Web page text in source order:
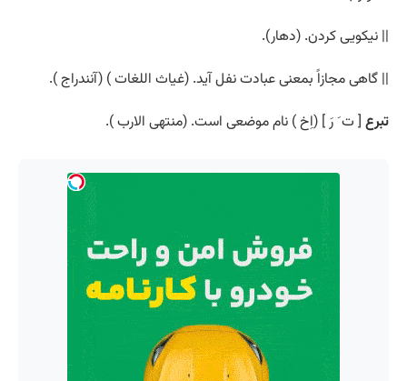
|| نیکویی کردن. (دهار).
|| گاهی مجازاً بمعنی عبادت نفل آید. (غیاث اللغات ) (آنندراج ).
تبرع [ ت َ رَ ] (اِخ ) نام موضعی است. (منتهی الارب ).